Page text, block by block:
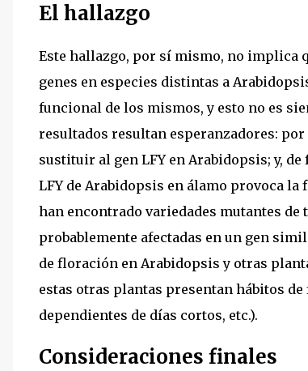
El hallazgo
Este hallazgo, por sí mismo, no implica
genes en especies distintas a
funcional de los mismos, y esto no es
resultados resultan esperanzadores: por
sustituir al gen LFY en Arabidopsis; y,
LFY de Arabidopsis en álamo provoca la
han encontrado variedades mutantes
probablemente afectadas en un gen
de floración en Arabidopsis y otras
estas otras plantas presentan hábitos
dependientes de días cortos, etc.).
Consideraciones finales